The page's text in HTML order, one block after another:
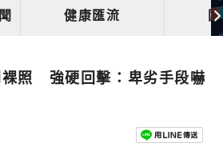
健康匯流
裸照 強硬回擊：卑劣手段嚇